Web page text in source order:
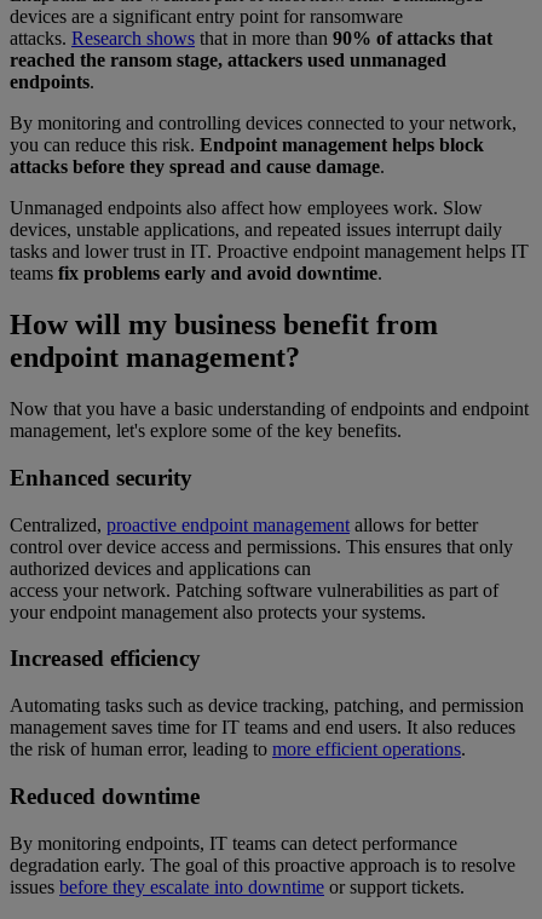
devices are a significant entry point for ransomware
attacks. Research shows that in more than 90% of attacks that
reached the ransom stage, attackers used unmanaged
endpoints.
By monitoring and controlling devices connected to your network,
you can reduce this risk. Endpoint management helps block
attacks before they spread and cause damage.
Unmanaged endpoints also affect how employees work. Slow
devices, unstable applications, and repeated issues interrupt daily
tasks and lower trust in IT. Proactive endpoint management helps IT
teams fix problems early and avoid downtime.
How will my business benefit from
endpoint management?
Now that you have a basic understanding of endpoints and endpoint
management, let's explore some of the key benefits.
Enhanced security
Centralized, proactive endpoint management allows for better
control over device access and permissions. This ensures that only
authorized devices and applications can
access your network. Patching software vulnerabilities as part of
your endpoint management also protects your systems.
Increased efficiency
Automating tasks such as device tracking, patching, and permission
management saves time for IT teams and end users. It also reduces
the risk of human error, leading to more efficient operations.
Reduced downtime
By monitoring endpoints, IT teams can detect performance
degradation early. The goal of this proactive approach is to resolve
issues before they escalate into downtime or support tickets.